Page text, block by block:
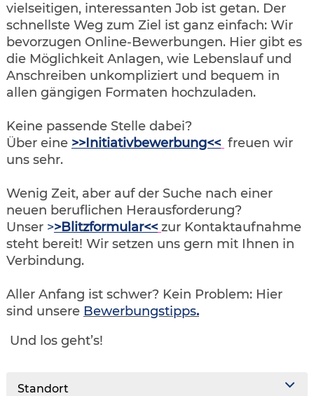
vielseitigen, interessanten Job ist getan. Der
schnellste Weg zum Ziel ist ganz einfach: Wir
bevorzugen Online-Bewerbungen. Hier gibt es
die Möglichkeit Anlagen, wie Lebenslauf und
Anschreiben unkompliziert und bequem in
allen gängigen Formaten hochzuladen.
Keine passende Stelle dabei?
Über eine >>Initiativbewerbung<< freuen wir
uns sehr.
Wenig Zeit, aber auf der Suche nach einer
neuen beruflichen Herausforderung?
Unser >>Blitzformular<< zur Kontaktaufnahme
steht bereit! Wir setzen uns gern mit Ihnen in
Verbindung.
Aller Anfang ist schwer? Kein Problem: Hier
sind unsere Bewerbungstipps.
Und los geht’s!
Standort